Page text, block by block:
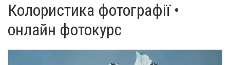
Колористика фотографії •
онлайн фотокурс